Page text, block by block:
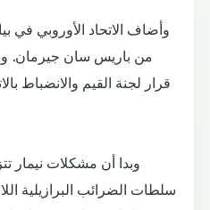
وأضاف الاتحاد الأوروبي
من باريس سان جيرمان.
وبدا أن مشكلات نيمار
سلطات الضرائب البرازيلية